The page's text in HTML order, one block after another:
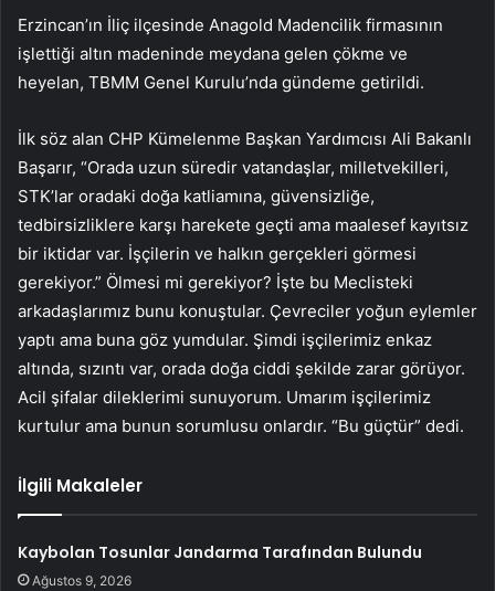
Erzincan’ın İliç ilçesinde Anagold Madencilik firmasının
işlettiği altın madeninde meydana gelen çökme ve
heyelan, TBMM Genel Kurulu’nda gündeme getirildi.
İlk söz alan CHP Kümelenme Başkan Yardımcısı Ali Bakanlı
Başarır, “Orada uzun süredir vatandaşlar, milletvekilleri,
STK’lar oradaki doğa katliamına, güvensizliğe,
tedbirsizliklere karşı harekete geçti ama maalesef kayıtsız
bir iktidar var. İşçilerin ve halkın gerçekleri görmesi
gerekiyor.” Ölmesi mi gerekiyor? İşte bu Meclisteki
arkadaşlarımız bunu konuştular. Çevreciler yoğun eylemler
yaptı ama buna göz yumdular. Şimdi işçilerimiz enkaz
altında, sızıntı var, orada doğa ciddi şekilde zarar görüyor.
Acil şifalar dileklerimi sunuyorum. Umarım işçilerimiz
kurtulur ama bunun sorumlusu onlardır. “Bu güçtür” dedi.
İlgili Makaleler
Kaybolan Tosunlar Jandarma Tarafından Bulundu
Ağustos 9, 2026